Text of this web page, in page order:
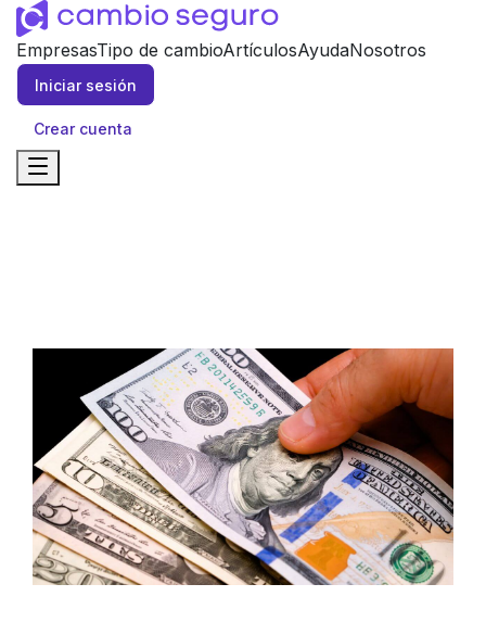
EmpresasTipo de cambioArtículosAyudaNosotros
Iniciar sesión
Crear cuenta